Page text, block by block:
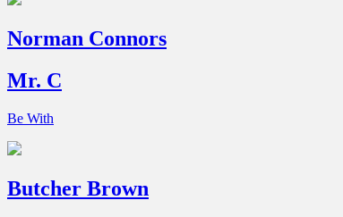
Norman Connors
Mr. C
Be With
Butcher Brown